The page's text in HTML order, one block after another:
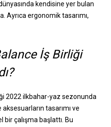
kendisine yer bulan
Ayrıca ergonomik tasarımı,
İş Birliği
2022 ilkbahar-yaz sezonunda
tasarımı ve
bir çalışma başlattı. Bu